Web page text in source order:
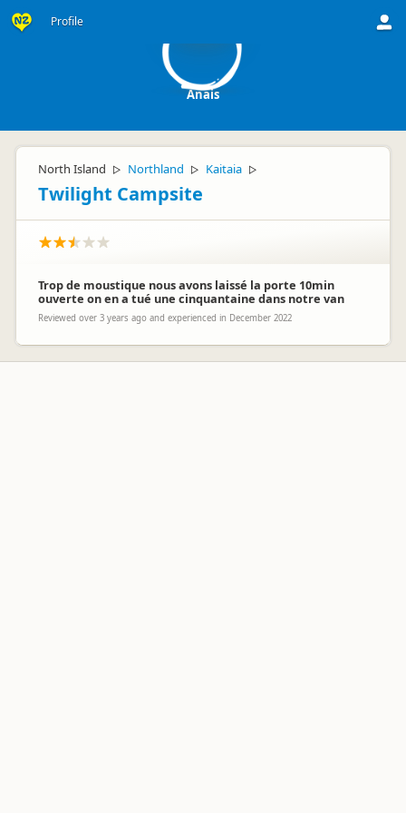
Profile
Anais
North Island ▷ Northland ▷ Kaitaia ▷
Twilight Campsite
Trop de moustique nous avons laissé la porte 10min
ouverte on en a tué une cinquantaine dans notre van
Reviewed over 3 years ago and experienced in December 2022